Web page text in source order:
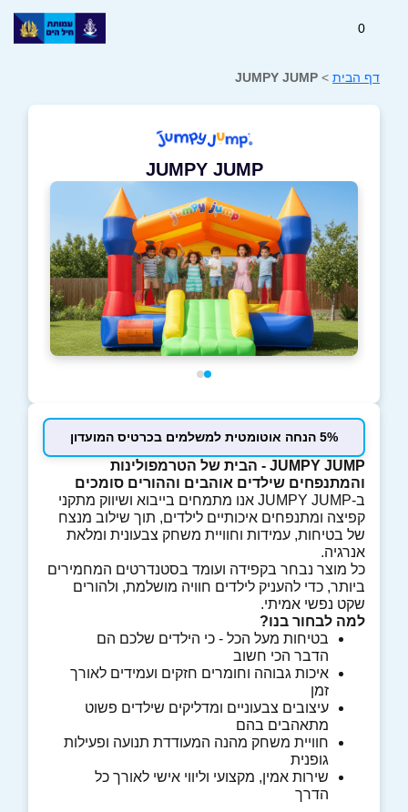
0
דף הבית >
JUMPY JUMP
JUMPY JUMP
5% הנחה אוטומטית למשלמים בכרטיס המועדון
JUMPY JUMP - הבית של הטרמפולינות
והמתנפחים שילדים אוהבים וההורים סומכים
ב-JUMPY JUMP אנו מתמחים בייבוא ושיווק מתקני
קפיצה ומתנפחים איכותיים לילדים, תוך שילוב מנצח
של בטיחות, עמידות וחוויית משחק צבעונית ומלאת
אנרגיה.
כל מוצר נבחר בקפידה ועומד בסטנדרטים המחמירים
ביותר, כדי להעניק לילדים חוויה מושלמת, ולהורים
שקט נפשי אמיתי.
למה לבחור בנו?
בטיחות מעל הכל - כי הילדים שלכם הם
הדבר הכי חשוב
איכות גבוהה וחומרים חזקים ועמידים לאורך
זמן
עיצובים צבעוניים ומדליקים שילדים פשוט
מתאהבים בהם
חוויית משחק מהנה המעודדת תנועה ופעילות
גופנית
שירות אמין, מקצועי וליווי אישי לאורך כל
הדרך